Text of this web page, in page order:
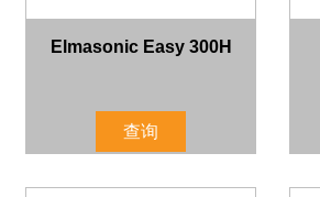
Elmasonic Easy 300H
查询